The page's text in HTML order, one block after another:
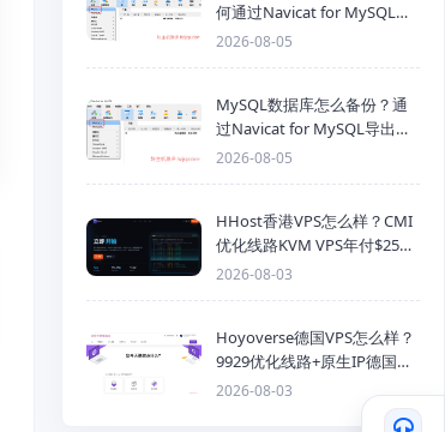
何通过Navicat for MySQL导
入SQL备份文件
2026-08-05
MySQL数据库怎么备份？通
过Navicat for MySQL导出
Mysql数据库为SQL格式备份
2026-08-05
HHost香港VPS怎么样？CMI
优化线路KVM VPS年付$25
起，4GB内存优惠套餐
2026-08-03
Hoyoverse德国VPS怎么样？
9929优化线路+原生IP德国
KVM VPS推荐
2026-08-03